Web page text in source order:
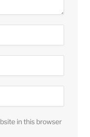
in this browser